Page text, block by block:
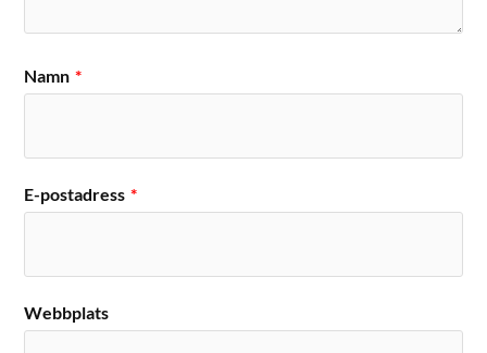
Namn *
E-postadress *
Webbplats